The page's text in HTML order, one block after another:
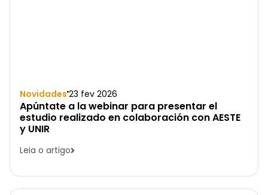
Novidades 23 fev 2026
Apúntate a la webinar para presentar el
estudio realizado en colaboración con AESTE
y UNIR
Leia o artigo